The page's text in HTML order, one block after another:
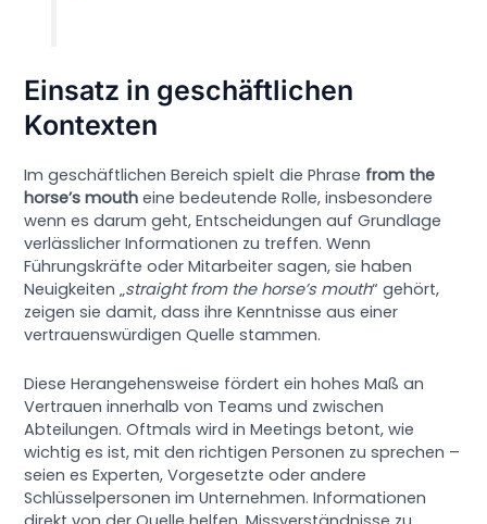
Einsatz in geschäftlichen
Kontexten
Im geschäftlichen Bereich spielt die Phrase from the
horse’s mouth eine bedeutende Rolle, insbesondere
wenn es darum geht, Entscheidungen auf Grundlage
verlässlicher Informationen zu treffen. Wenn
Führungskräfte oder Mitarbeiter sagen, sie haben
Neuigkeiten „straight from the horse’s mouth“ gehört,
zeigen sie damit, dass ihre Kenntnisse aus einer
vertrauenswürdigen Quelle stammen.
Diese Herangehensweise fördert ein hohes Maß an
Vertrauen innerhalb von Teams und zwischen
Abteilungen. Oftmals wird in Meetings betont, wie
wichtig es ist, mit den richtigen Personen zu sprechen –
seien es Experten, Vorgesetzte oder andere
Schlüsselpersonen im Unternehmen. Informationen